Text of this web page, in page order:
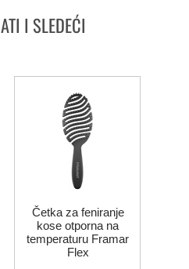
I SLEDEĆI
Četka za feniranje
kose otporna na
temperaturu Framar
Flex